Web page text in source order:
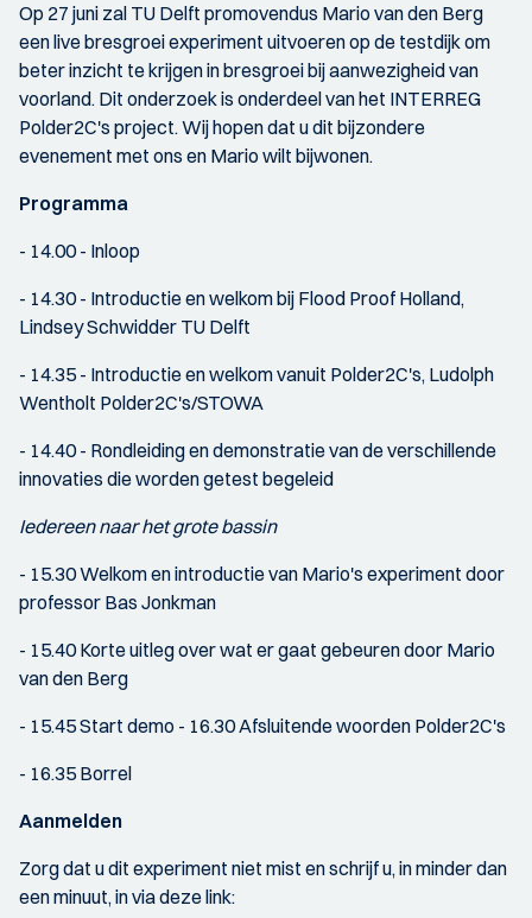
Op 27 juni zal TU Delft promovendus Mario van den Berg
een live bresgroei experiment uitvoeren op de testdijk om
beter inzicht te krijgen in bresgroei bij aanwezigheid van
voorland. Dit onderzoek is onderdeel van het INTERREG
Polder2C's project. Wij hopen dat u dit bijzondere
evenement met ons en Mario wilt bijwonen.
Programma
- 14.00 - Inloop
- 14.30 - Introductie en welkom bij Flood Proof Holland,
Lindsey Schwidder TU Delft
- 14.35 - Introductie en welkom vanuit Polder2C's, Ludolph
Wentholt Polder2C's/STOWA
- 14.40 - Rondleiding en demonstratie van de verschillende
innovaties die worden getest begeleid
Iedereen naar het grote bassin
- 15.30 Welkom en introductie van Mario's experiment door
professor Bas Jonkman
- 15.40 Korte uitleg over wat er gaat gebeuren door Mario
van den Berg
- 15.45 Start demo - 16.30 Afsluitende woorden Polder2C's
- 16.35 Borrel
Aanmelden
Zorg dat u dit experiment niet mist en schrijf u, in minder dan
een minuut, in via deze link: